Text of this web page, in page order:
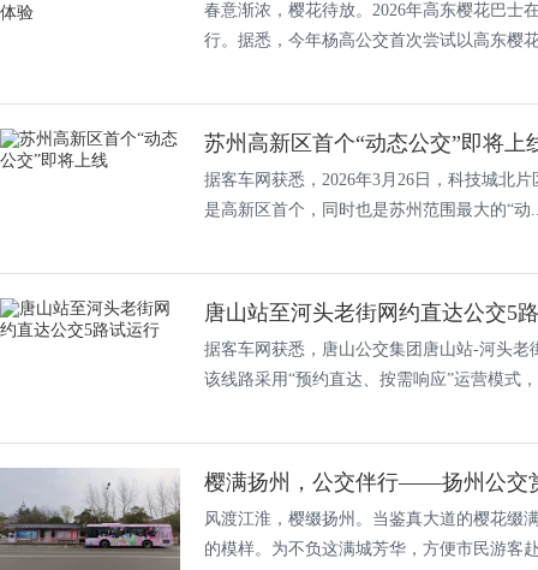
春意渐浓，樱花待放。2026年高东樱花巴士
行。据悉，今年杨高公交首次尝试以高东樱
苏州高新区首个“动态公交”即将上
据客车网获悉，2026年3月26日，科技城北
是高新区首个，同时也是苏州范围最大的“动
唐山站至河头老街网约直达公交5
据客车网获悉，唐山公交集团唐山站-河头老
该线路采用“预约直达、按需响应”运营模式
樱满扬州，公交伴行——扬州公交
风渡江淮，樱缀扬州。当鉴真大道的樱花缀
的模样。为不负这满城芳华，方便市民游客